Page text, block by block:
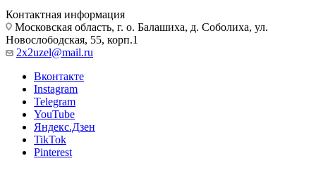
Контактная информация
Московская область, г. о. Балашиха, д. Соболиха, ул.
Новослободская, 55, корп.1
2x2uzel@mail.ru
Вконтакте
Instagram
Telegram
YouTube
Яндекс.Дзен
TikTok
Pinterest